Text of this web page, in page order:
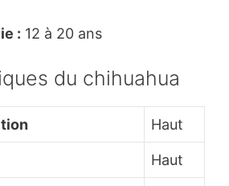
: 12 à 20 ans
du chihuahua
Haut
Haut